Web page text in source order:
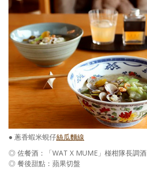
● 蔥香蝦米蜆仔絲瓜麵線
◎ 佐餐酒：「WAT X MUME」椪柑隊長調酒
◎ 餐後甜點：蘋果切盤